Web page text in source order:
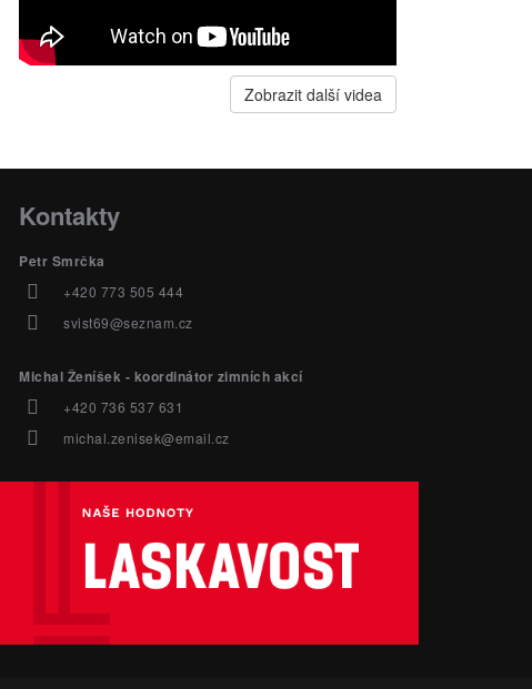
Zobrazit další videa
Kontakty
Petr Smrčka
+420 773 505 444
svist69@seznam.cz
Michal Ženíšek - koordinátor zimních akcí
+420 736 537 631
michal.zenisek@email.cz